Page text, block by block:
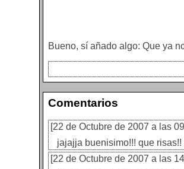
Bueno, sí añado algo: Que ya
Comentarios
[22 de Octubre de 2007 a las
jajajja buenisimo!!! que
[22 de Octubre de 2007 a las